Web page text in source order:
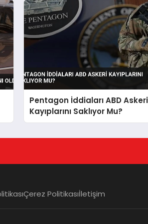
Pentagon İddiaları ABD Askeri
Kayıplarını Saklıyor Mu?
Çerez Politikasıİletişim